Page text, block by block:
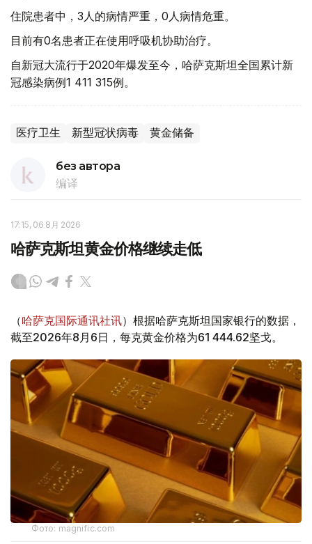
住院患者中，3人的病情严重，0人病情危重。
目前有0名患者正在使用呼吸机协助治疗。
自新冠大流行于2020年爆发至今，哈萨克斯坦全国累计新
冠感染病例1 411 315例。
医疗卫生 新型冠状病毒 黄金储备
без автора
编译
17:15, 06 8月 2026
哈萨克斯坦黄金价格继续走低
（哈萨克国际通讯社讯）根据哈萨克斯坦国家银行的数据，
截至2026年8月6日，每克黄金价格为61 444.62坚戈。
Фото: magnific.com